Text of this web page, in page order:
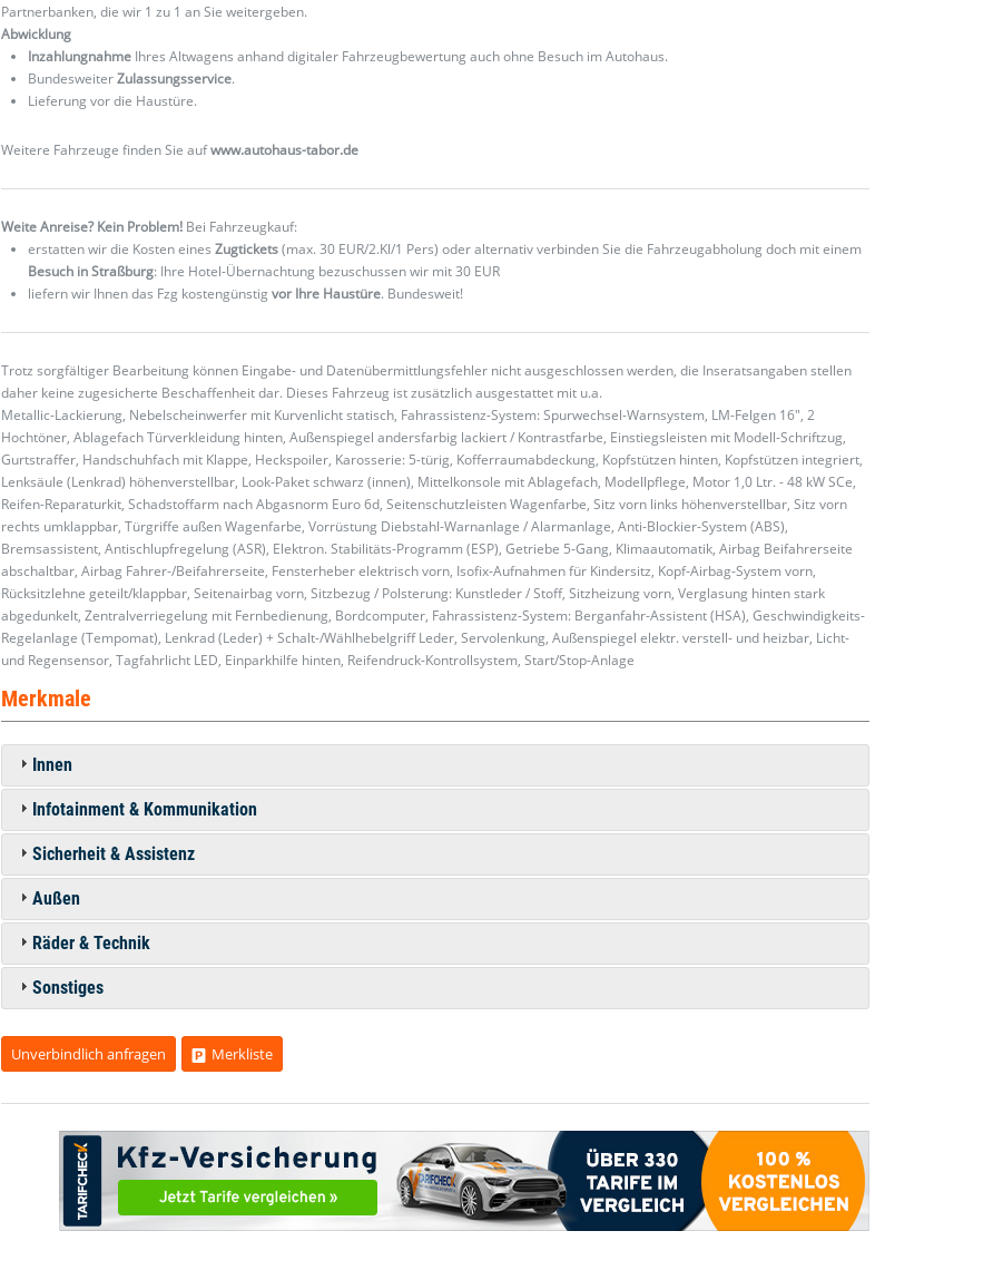
Partnerbanken, die wir 1 zu 1 an Sie weitergeben.
Abwicklung
Inzahlungnahme Ihres Altwagens anhand digitaler Fahrzeugbewertung auch ohne Besuch im Autohaus.
BundesweiterZulassungsservice.
Lieferung vor die Haustüre.
Weitere Fahrzeuge finden Sie aufwww.autohaus-tabor.de
Weite Anreise? Kein Problem! Bei Fahrzeugkauf:
erstatten wir die Kosten einesZugtickets(max. 30 EUR/2.Kl/1 Pers) oder alternativ verbinden Sie die Fahrzeugabholung doch mit einem
Besuch in Straßburg: Ihre Hotel-Übernachtung bezuschussen wir mit 30 EUR
liefern wir Ihnen das Fzg kostengünstigvor Ihre Haustüre. Bundesweit!
Trotz sorgfältiger Bearbeitung können Eingabe- und Datenübermittlungsfehler nicht ausgeschlossen werden, die Inseratsangaben stellen
daher keine zugesicherte Beschaffenheit dar. Dieses Fahrzeug ist zusätzlich ausgestattet mit u.a.
Metallic-Lackierung, Nebelscheinwerfer mit Kurvenlicht statisch, Fahrassistenz-System: Spurwechsel-Warnsystem, LM-Felgen 16", 2
Hochtöner, Ablagefach Türverkleidung hinten, Außenspiegel andersfarbig lackiert / Kontrastfarbe, Einstiegsleisten mit Modell-Schriftzug,
Gurtstraffer, Handschuhfach mit Klappe, Heckspoiler, Karosserie: 5-türig, Kofferraumabdeckung, Kopfstützen hinten, Kopfstützen integriert,
Lenksäule (Lenkrad) höhenverstellbar, Look-Paket schwarz (innen), Mittelkonsole mit Ablagefach, Modellpflege, Motor 1,0 Ltr. - 48 kW SCe,
Reifen-Reparaturkit, Schadstoffarm nach Abgasnorm Euro 6d, Seitenschutzleisten Wagenfarbe, Sitz vorn links höhenverstellbar, Sitz vorn
rechts umklappbar, Türgriffe außen Wagenfarbe, Vorrüstung Diebstahl-Warnanlage / Alarmanlage, Anti-Blockier-System (ABS),
Bremsassistent, Antischlupfregelung (ASR), Elektron. Stabilitäts-Programm (ESP), Getriebe 5-Gang, Klimaautomatik, Airbag Beifahrerseite
abschaltbar, Airbag Fahrer-/Beifahrerseite, Fensterheber elektrisch vorn, Isofix-Aufnahmen für Kindersitz, Kopf-Airbag-System vorn,
Rücksitzlehne geteilt/klappbar, Seitenairbag vorn, Sitzbezug / Polsterung: Kunstleder / Stoff, Sitzheizung vorn, Verglasung hinten stark
abgedunkelt, Zentralverriegelung mit Fernbedienung, Bordcomputer, Fahrassistenz-System: Berganfahr-Assistent (HSA), Geschwindigkeits-
Regelanlage (Tempomat), Lenkrad (Leder) + Schalt-/Wählhebelgriff Leder, Servolenkung, Außenspiegel elektr. verstell- und heizbar, Licht-
und Regensensor, Tagfahrlicht LED, Einparkhilfe hinten, Reifendruck-Kontrollsystem, Start/Stop-Anlage
Merkmale
Innen
Infotainment & Kommunikation
Sicherheit & Assistenz
Außen
Räder & Technik
Sonstiges
Unverbindlich anfragen Merkliste